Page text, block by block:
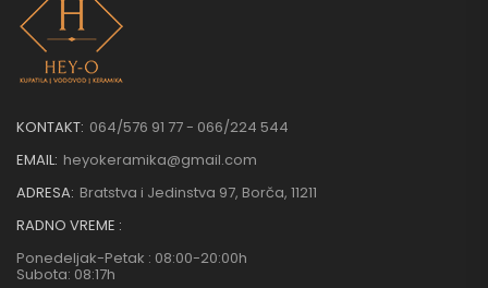
KONTAKT: 064/576 91 77 - 066/224 544
EMAIL: heyokeramika@gmail.com
ADRESA: Bratstva i Jedinstva 97, Borča, 11211
RADNO VREME :
Ponedeljak-Petak : 08:00-20:00h
Subota: 08:17h